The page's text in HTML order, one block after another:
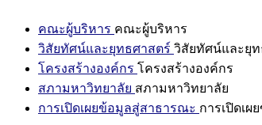
คณะผู้บริหาร คณะผู้บริหาร
วิสัยทัศน์และยุทธศาสตร์ วิสัยทัศน์และยุ
โครงสร้างองค์กร โครงสร้างองค์กร
สภามหาวิทยาลัย สภามหาวิทยาลัย
การเปิดเผยข้อมูลสู่สาธารณะ การเปิดเ